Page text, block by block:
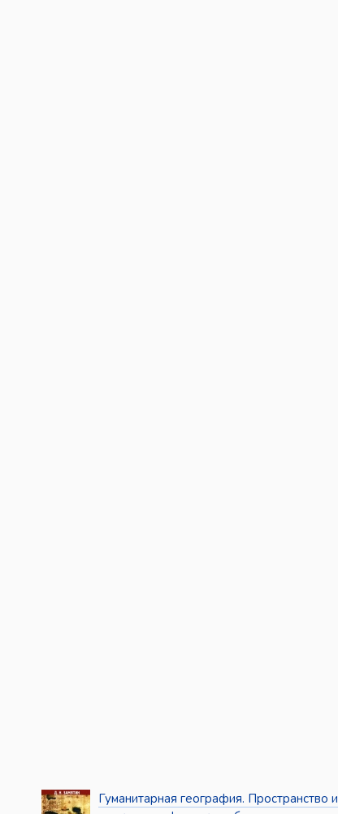
Гуманитарная география. Пространство и